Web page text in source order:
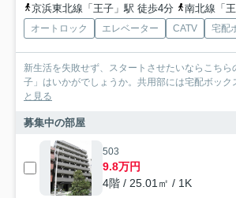
京浜東北線「王子」駅 徒歩4分
南北線「王
オートロック エレベーター CATV 宅配
新生活を失敗せず、スタートさせたいならこちら
子」はいかがでしょうか。共用部には宅配ボック
と見る
募集中の部屋
503
9.8万円
4階 / 25.01㎡ / 1K